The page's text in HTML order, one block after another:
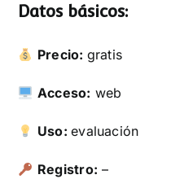
Datos básicos:
Precio: gratis
Acceso: web
Uso:evaluación
Registro: –